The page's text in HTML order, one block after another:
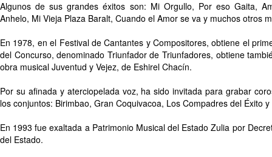
Algunos de sus grandes éxitos son: Mi Orgullo, Por eso Gaita,
Anhelo, Mi Vieja Plaza Baralt, Cuando el Amor se va y muchos otros
En 1978, en el Festival de Cantantes y Compositores, obtiene el
del Concurso, denominado Triunfador de Triunfadores, obtiene
obra musical Juventud y Vejez, de Eshirel Chacín.
Por su afinada y aterciopelada voz, ha sido invitada para grabar
los conjuntos: Birimbao, Gran Coquivacoa, Los Compadres del Éxito
En 1993 fue exaltada a Patrimonio Musical del Estado Zulia por
del Estado.